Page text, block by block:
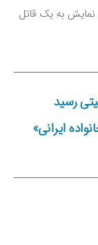
نمایش به یک قاتل
رسید
ایرانی»